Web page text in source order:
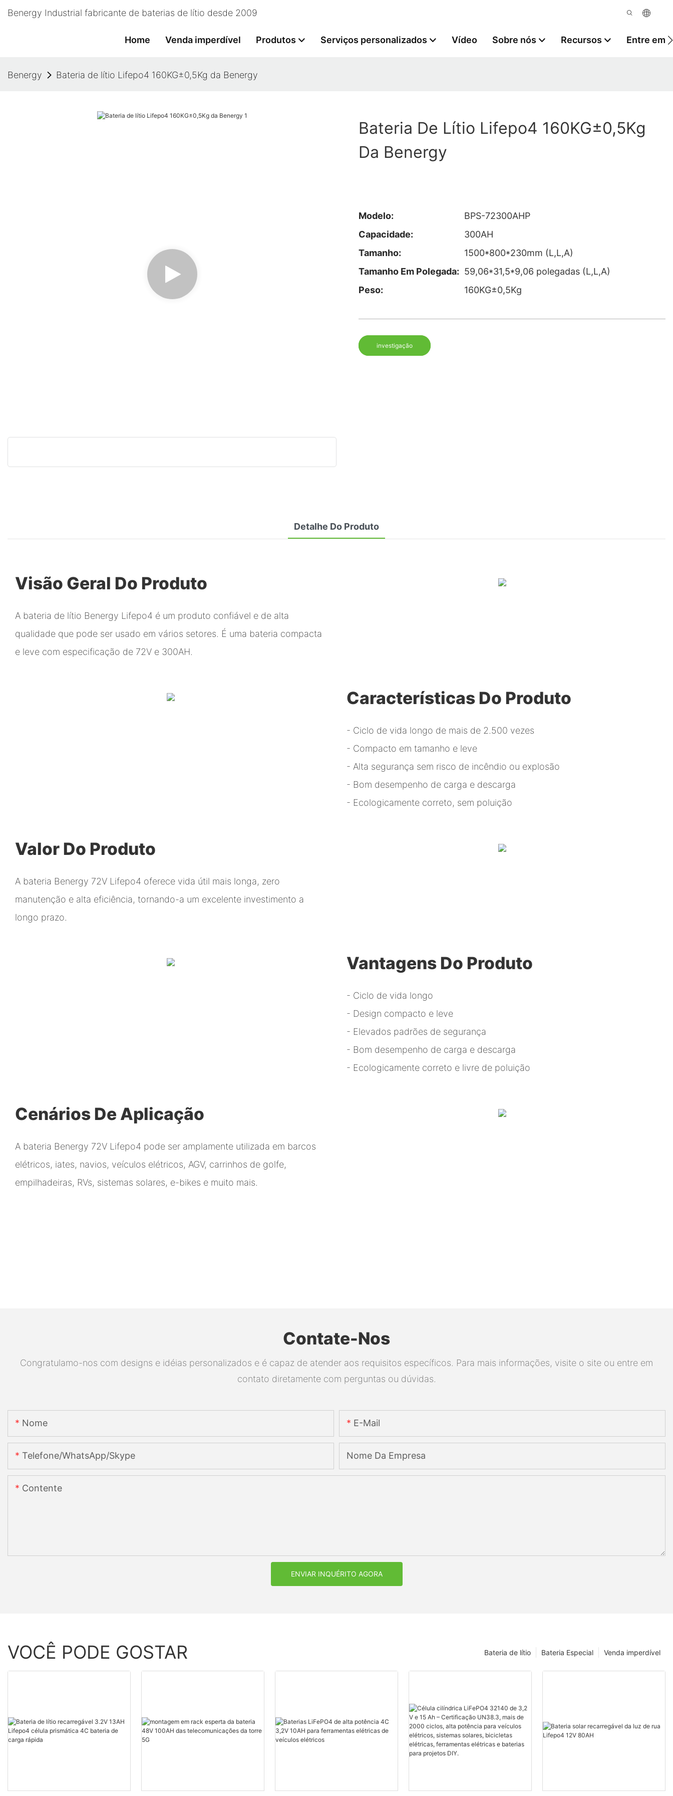
Benergy Industrial fabricante de baterias de lítio desde 2009
Home Venda imperdível Produtos Serviços personalizados Vídeo Sobre nós Recursos Entre em
Benergy Bateria de lítio Lifepo4 160KG±0,5Kg da Benergy
Bateria De Lítio Lifepo4 160KG±0,5Kg
Da Benergy
Modelo:
BPS-72300AHP
Capacidade:
300AH
Tamanho:
1500*800*230mm (L,L,A)
Tamanho Em Polegada: 59,06*31,5*9,06 polegadas (L,L,A)
Peso:
160KG±0,5Kg
investigação
Detalhe Do Produto
Visão Geral Do Produto
A bateria de lítio Benergy Lifepo4 é um produto confiável e de alta
qualidade que pode ser usado em vários setores. É uma bateria compacta
e leve com especificação de 72V e 300AH.
Características Do Produto
- Ciclo de vida longo de mais de 2.500 vezes
- Compacto em tamanho e leve
- Alta segurança sem risco de incêndio ou explosão
- Bom desempenho de carga e descarga
- Ecologicamente correto, sem poluição
Valor Do Produto
A bateria Benergy 72V Lifepo4 oferece vida útil mais longa, zero
manutenção e alta eficiência, tornando-a um excelente investimento a
longo prazo.
Vantagens Do Produto
- Ciclo de vida longo
- Design compacto e leve
- Elevados padrões de segurança
- Bom desempenho de carga e descarga
- Ecologicamente correto e livre de poluição
Cenários De Aplicação
A bateria Benergy 72V Lifepo4 pode ser amplamente utilizada em barcos
elétricos, iates, navios, veículos elétricos, AGV, carrinhos de golfe,
empilhadeiras, RVs, sistemas solares, e-bikes e muito mais.
Contate-Nos
Congratulamo-nos com designs e idéias personalizados e é capaz de atender aos requisitos específicos. Para mais informações, visite o site ou entre em
contato diretamente com perguntas ou dúvidas.
Nome E-Mail
Telefone/WhatsApp/Skype Nome Da Empresa
Contente
ENVIAR INQUÉRITO AGORA
VOCÊ PODE GOSTAR Venda imperdível
Bateria Especial
Bateria de lítio